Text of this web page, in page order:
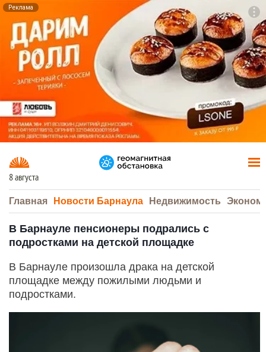
Реклама
8 августа
Главная Новости Барнаула Недвижимость
В Барнауле пенсионеры подрались с
подростками на детской площадке
В Барнауле произошла драка на детской
площадке между пожилыми людьми и
подростками.